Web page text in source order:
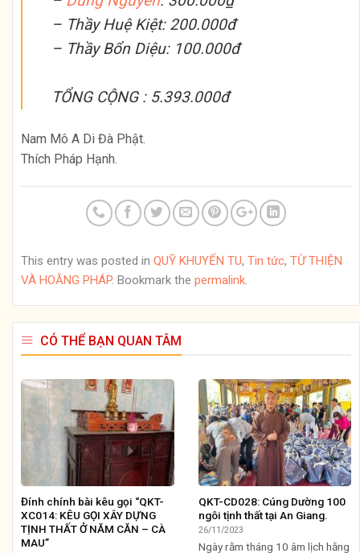
– Thầy Huệ Kiệt: 200.000đ
– Thầy Bổn Diệu: 100.000đ
TỔNG CỘNG : 5.393.000đ
Nam Mô A Di Đà Phật.
Thích Pháp Hạnh.
This entry was posted in QUỸ KHUYẾN TU, Tin tức, TỪ THIỆN
VÀ HOẰNG PHÁP. Bookmark the permalink.
CÓ THỂ BẠN QUAN TÂM
Đính chính bài kêu gọi “QKT-
XC014: KÊU GỌI XÂY DỰNG
TỊNH THẤT Ở NĂM CĂN – CÀ
MAU”
QKT-CD028: Cúng Dường 100
ngôi tịnh thất tại An Giang.
26/11/2023
Ngày rằm tháng 10 âm lịch hằng